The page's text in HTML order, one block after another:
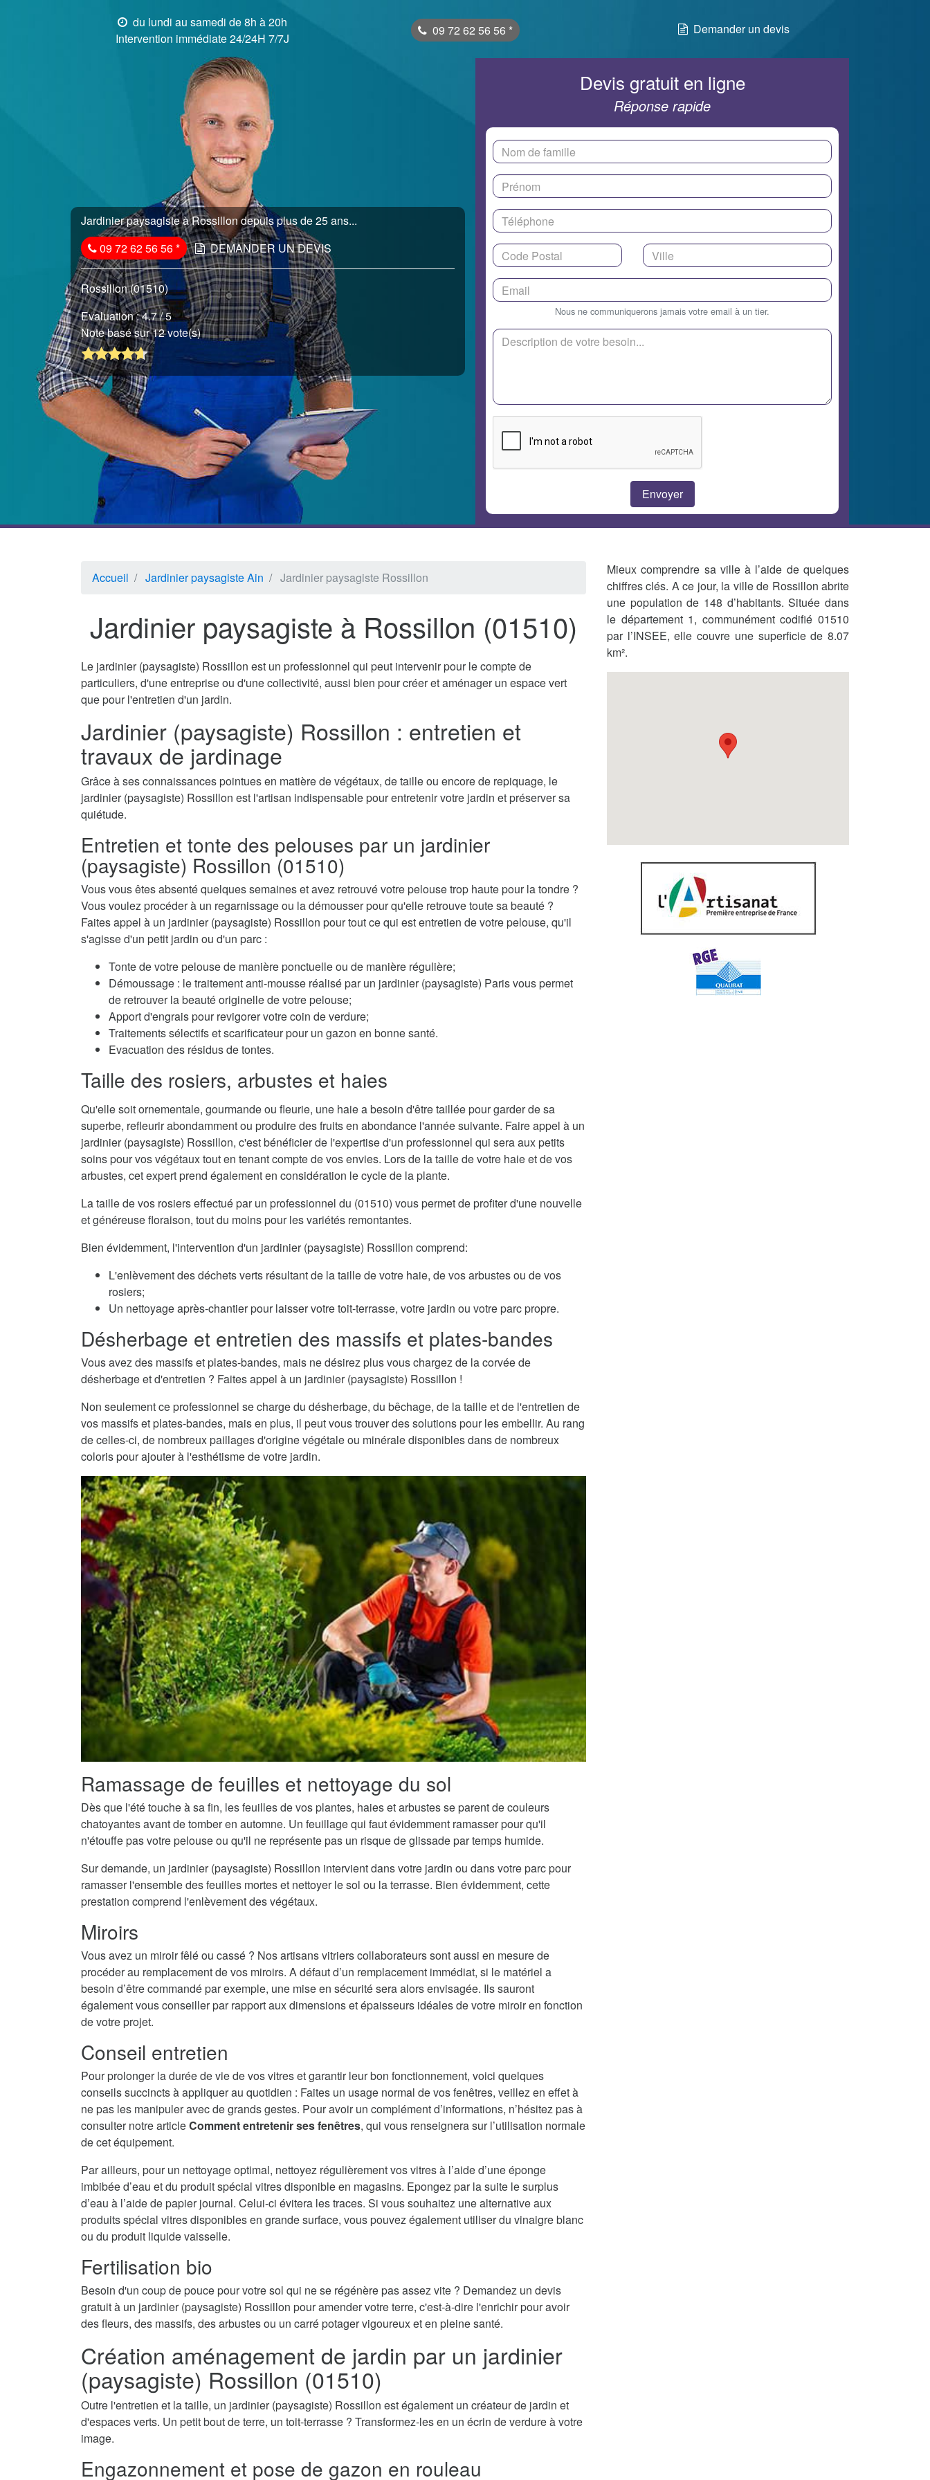
du lundi au samedi de 8h à 20h
Intervention immédiate 24/24H 7/7J
09 72 62 56 56 * Demander un devis
Jardinier paysagiste à Rossillon depuis plus de 25 ans...
09 72 62 56 56* DEMANDER UN DEVIS
Rossillon (01510)
Evaluation :4.7/ 5
Note basé sur 12 vote(s)
Devis gratuit en ligne
Réponse rapide
Nous ne communiquerons jamais votre email à un tier.
Accueil Jardinier paysagiste Ain Jardinier paysagiste Rossillon
Jardinier paysagiste à Rossillon (01510)
Le jardinier (paysagiste) Rossillon est un professionnel qui peut intervenir pour le compte de
particuliers, d'une entreprise ou d'une collectivité, aussi bien pour créer et aménager un espace vert
que pour l'entretien d'un jardin.
Jardinier (paysagiste) Rossillon : entretien et
travaux de jardinage
Grâce à ses connaissances pointues en matière de végétaux, de taille ou encore de repiquage, le
jardinier (paysagiste) Rossillon est l'artisan indispensable pour entretenir votre jardin et préserver sa
quiétude.
Entretien et tonte des pelouses par un jardinier
(paysagiste) Rossillon (01510)
Vous vous êtes absenté quelques semaines et avez retrouvé votre pelouse trop haute pour la tondre ?
Vous voulez procéder à un regarnissage ou la démousser pour qu'elle retrouve toute sa beauté ?
Faites appel à un jardinier (paysagiste) Rossillon pour tout ce qui est entretien de votre pelouse, qu'il
s'agisse d'un petit jardin ou d'un parc :
Tonte de votre pelouse de manière ponctuelle ou de manière régulière;
Démoussage : le traitement anti-mousse réalisé par un jardinier (paysagiste) Paris vous permet
de retrouver la beauté originelle de votre pelouse;
Apport d'engrais pour revigorer votre coin de verdure;
Traitements sélectifs et scarificateur pour un gazon en bonne santé.
Evacuation des résidus de tontes.
Taille des rosiers, arbustes et haies
Qu'elle soit ornementale, gourmande ou fleurie, une haie a besoin d'être taillée pour garder de sa
superbe, refleurir abondamment ou produire des fruits en abondance l'année suivante. Faire appel à un
jardinier (paysagiste) Rossillon, c'est bénéficier de l'expertise d'un professionnel qui sera aux petits
soins pour vos végétaux tout en tenant compte de vos envies. Lors de la taille de votre haie et de vos
arbustes, cet expert prend également en considération le cycle de la plante.
La taille de vos rosiers effectué par un professionnel du (01510) vous permet de profiter d'une nouvelle
et généreuse floraison, tout du moins pour les variétés remontantes.
Bien évidemment, l'intervention d'un jardinier (paysagiste) Rossillon comprend:
L'enlèvement des déchets verts résultant de la taille de votre haie, de vos arbustes ou de vos
rosiers;
Un nettoyage après-chantier pour laisser votre toit-terrasse, votre jardin ou votre parc propre.
Désherbage et entretien des massifs et plates-bandes
Vous avez des massifs et plates-bandes, mais ne désirez plus vous chargez de la corvée de
désherbage et d'entretien ? Faites appel à un jardinier (paysagiste) Rossillon !
Non seulement ce professionnel se charge du désherbage, du bêchage, de la taille et de l'entretien de
vos massifs et plates-bandes, mais en plus, il peut vous trouver des solutions pour les embellir. Au rang
de celles-ci, de nombreux paillages d'origine végétale ou minérale disponibles dans de nombreux
coloris pour ajouter à l'esthétisme de votre jardin.
Ramassage de feuilles et nettoyage du sol
Dès que l'été touche à sa fin, les feuilles de vos plantes, haies et arbustes se parent de couleurs
chatoyantes avant de tomber en automne. Un feuillage qui faut évidemment ramasser pour qu'il
n'étouffe pas votre pelouse ou qu'il ne représente pas un risque de glissade par temps humide.
Sur demande, un jardinier (paysagiste) Rossillon intervient dans votre jardin ou dans votre parc pour
ramasser l'ensemble des feuilles mortes et nettoyer le sol ou la terrasse. Bien évidemment, cette
prestation comprend l'enlèvement des végétaux.
Miroirs
Vous avez un miroir fêlé ou cassé ? Nos artisans vitriers collaborateurs sont aussi en mesure de
procéder au remplacement de vos miroirs. A défaut d’un remplacement immédiat, si le matériel a
besoin d’être commandé par exemple, une mise en sécurité sera alors envisagée. Ils sauront
également vous conseiller par rapport aux dimensions et épaisseurs idéales de votre miroir en fonction
de votre projet.
Conseil entretien
Pour prolonger la durée de vie de vos vitres et garantir leur bon fonctionnement, voici quelques
conseils succincts à appliquer au quotidien : Faites un usage normal de vos fenêtres, veillez en effet à
ne pas les manipuler avec de grands gestes. Pour avoir un complément d’informations, n’hésitez pas à
consulter notre articleComment entretenir ses fenêtres, qui vous renseignera sur l’utilisation normale
de cet équipement.
Par ailleurs, pour un nettoyage optimal, nettoyez régulièrement vos vitres à l’aide d’une éponge
imbibée d’eau et du produit spécial vitres disponible en magasins. Epongez par la suite le surplus
d’eau à l’aide de papier journal. Celui-ci évitera les traces. Si vous souhaitez une alternative aux
produits spécial vitres disponibles en grande surface, vous pouvez également utiliser du vinaigre blanc
ou du produit liquide vaisselle.
Fertilisation bio
Besoin d'un coup de pouce pour votre sol qui ne se régénère pas assez vite ? Demandez un devis
gratuit à un jardinier (paysagiste) Rossillon pour amender votre terre, c'est-à-dire l'enrichir pour avoir
des fleurs, des massifs, des arbustes ou un carré potager vigoureux et en pleine santé.
Création aménagement de jardin par un jardinier
(paysagiste) Rossillon (01510)
Outre l'entretien et la taille, un jardinier (paysagiste) Rossillon est également un créateur de jardin et
d'espaces verts. Un petit bout de terre, un toit-terrasse ? Transformez-les en un écrin de verdure à votre
image.
Engazonnement et pose de gazon en rouleau
Mieux comprendre sa ville à l’aide de quelques
chiffres clés. A ce jour, la ville de Rossillon abrite
une population de 148 d’habitants. Située dans
le département 1, communément codifié 01510
par l’INSEE, elle couvre une superficie de 8.07
km².